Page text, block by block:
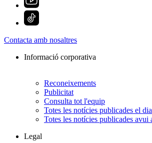
Contacta amb nosaltres
Informació corporativa
Reconeixements
Publicitat
Consulta tot l'equip
Totes les notícies publicades el
Totes les notícies publicades avui
Legal